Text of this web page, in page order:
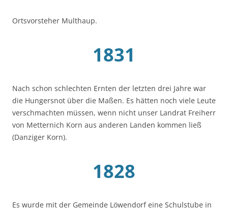
Ortsvorsteher Multhaup.
1831
Nach schon schlechten Ernten der letzten drei Jahre war
die Hungersnot über die Maßen. Es hätten noch viele Leute
verschmachten müssen, wenn nicht unser Landrat Freiherr
von Metternich Korn aus anderen Landen kommen ließ
(Danziger Korn).
1828
Es wurde mit der Gemeinde Löwendorf eine Schulstube in